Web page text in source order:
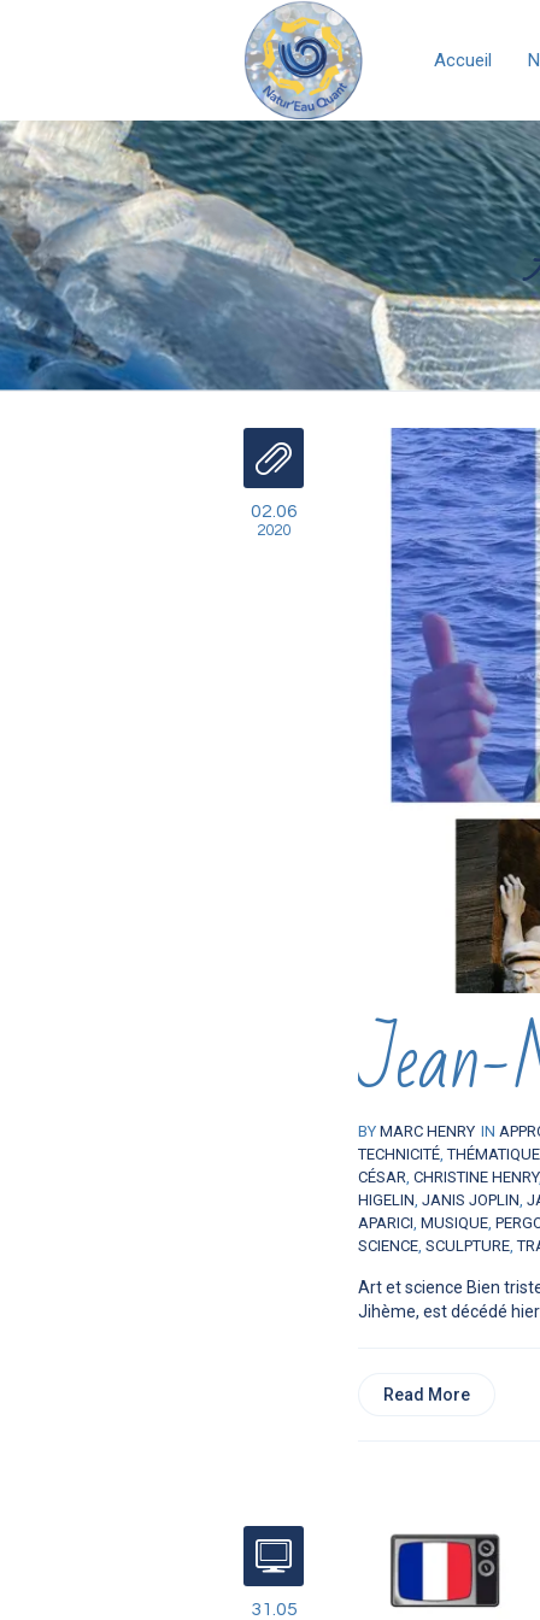
Accueil
02.06
2020
BY MARC HENRY IN
TECHNICITÉ,
CÉSAR, CHRISTINE HENRY
HIGELIN, JANIS JOPLIN,
APARICI, MUSIQUE,
SCIENCE, SCULPTURE,
Art et science Bien
Jihème, est décédé hier
Read More
31.05